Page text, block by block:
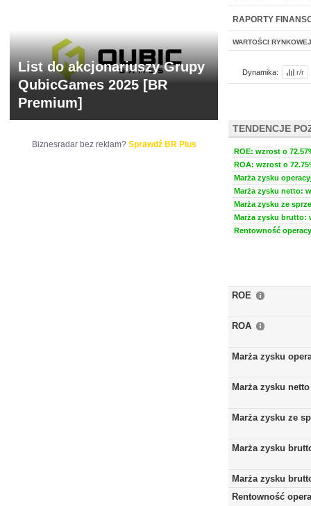
BR LAB
RAPORTY
WARTOŚCI RYNKOWEJ
Dynamika: r/r
TENDENCJE
ROE: wzrost o
ROA: wzrost o
Marża zysku
Marża zysku netto:
Marża zysku ze
Marża zysku brutto:
Rentowność
ROE
ROA
Marża zysku
Marża zysku netto
Marża zysku ze
Marża zysku
Marża zysku
Rentowność
List do akcjonariuszy Grupy
QubicGames 2025 [BR
Premium]
Biznesradar bez reklam? Sprawdź BR Plus